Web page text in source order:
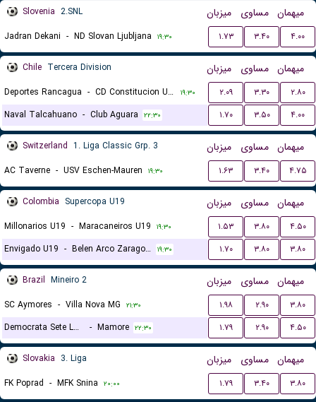
Slovenia 2.SNL میزبان مساوی میهمان
Jadran Dekani - ND Slovan Ljubljana ۱۹:۳۰ ۱.۷۳ ۳.۴۰ ۴.۰۰
Chile Tercera Division میزبان مساوی میهمان
Deportes Rancagua - CD Constitucion Unido ۱۹:۳۰ ۲.۰۹ ۳.۳۰
۲.۸۰
Naval Talcahuano - Club Aguara ۲۲:۳۰ ۱.۷۰ ۳.۵۰ ۴.۰۰
Switzerland 1. Liga Classic Grp. 3 میزبان مساوی میهمان
AC Taverne - USV Eschen-Mauren ۱۹:۳۰ ۱.۶۳ ۳.۴۰ ۴.۷۵
Colombia Supercopa U19 میزبان مساوی میهمان
Millonarios U19 - Maracaneiros U19 ۱۹:۳۰ ۱.۵۳ ۳.۸۰
۴.۵۰
Envigado U19 - Belen Arco Zaragoza U19 ۱۹:۳۰ ۱.۷۰ ۳.۸۰ ۳.۸۰
Brazil Mineiro 2 میزبان مساوی میهمان
SC Aymores - Villa Nova MG ۲۱:۳۰ ۱.۹۸ ۲.۹۰
۳.۸۰
Democrata Sete Lagoas
- Mamore ۲۲:۳۰ ۱.۷۹ ۲.۹۰ ۴.۵۰
Slovakia 3. Liga میزبان مساوی میهمان
FK Poprad - MFK Snina ۲۰:۰۰ ۱.۷۹ ۳.۴۰ ۳.۸۰